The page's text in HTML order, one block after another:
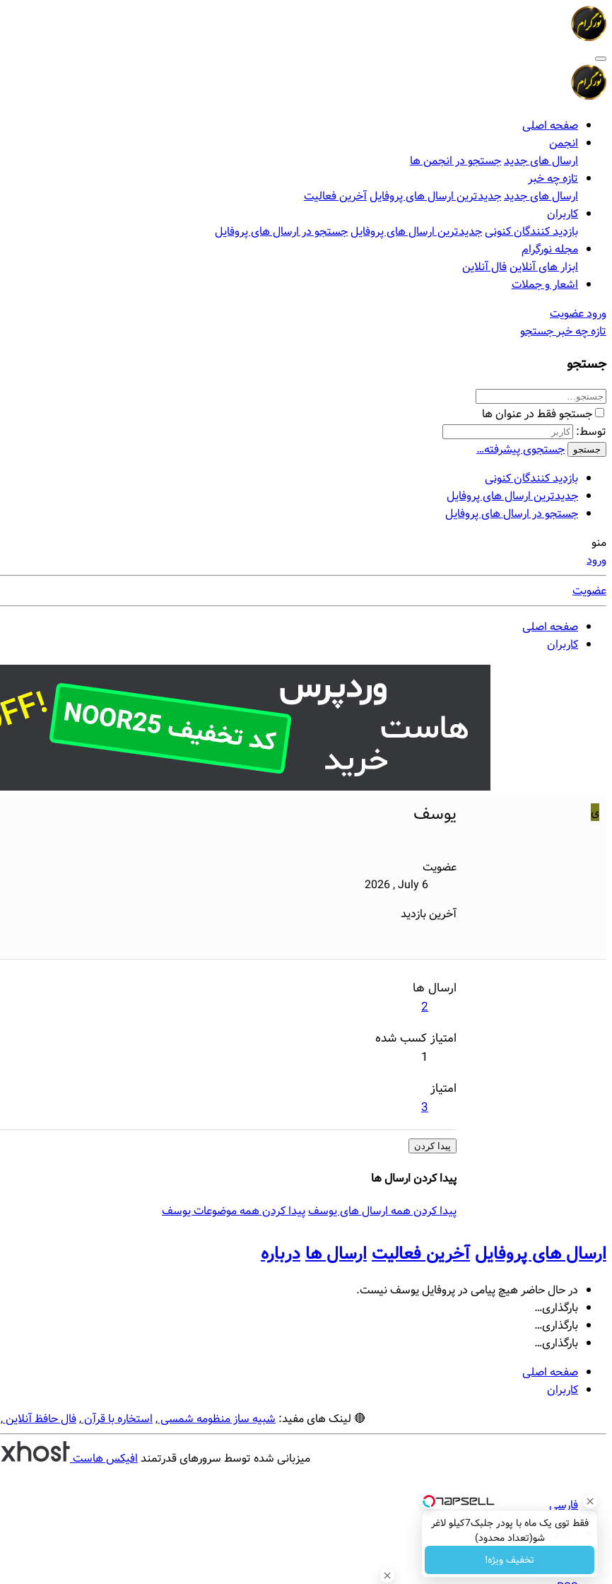
صفحه اصلی
انجمن
ارسال های جدیدجستجو در انجمن ها
تازه چه خبر
ارسال های جدیدجدیدترین ارسال های پروفایلآخرین فعالیت
کاربران
بازدید کنندگان کنونیجدیدترین ارسال های پروفایلجستجو در ارسال های پروفایل
مجله نورگرام
ابزار های آنلاینفال آنلاین
اشعار و جملات
ورودعضویت
تازه چه خبرجستجو
جستجو
جستجو فقط در عنوان ها
توسط:
جستجو
جستجوی پیشرفته…
بازدید کنندگان کنونی
جدیدترین ارسال های پروفایل
جستجو در ارسال های پروفایل
منو
ورود
عضویت
صفحه اصلی
کاربران
فقط توی یک ماه با پودر جلبک7کیلو لاغر
شو(تعداد محدود)
تخفیف ویژه!
ی یوسف
عضویت
2026 , July 6
آخرین بازدید
ارسال ها
2
امتیاز کسب شده
1
امتیاز
3
پیدا کردن
پیدا کردن ارسال ها
پیدا کردن همه ارسال های یوسفپیدا کردن همه موضوعات یوسف
ارسال های پروفایل آخرین فعالیتارسال هادرباره
در حال حاضر هیچ پیامی در پروفایل یوسف نیست.
بارگذاری…
بارگذاری…
بارگذاری…
صفحه اصلی
کاربران
🔴 لینک های مفید: شبیه ساز منظومه شمسی,استخاره با قرآن,فال حافظ آنلاین,
میزبانی شده توسط سرورهای قدرتمندافیکس هاست
فارسی
ارتباط با ما
راهنما
صفحه اصلی